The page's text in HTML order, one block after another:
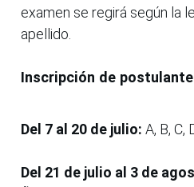
examen se regirá según la
apellido.
Inscripción de
Del 7 al 20 de julio: A, B, C,
Del 21 de julio al 3 de